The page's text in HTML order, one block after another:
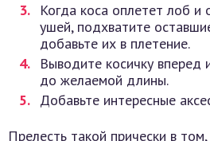
Когда коса оплетет лоб и
ушей, подхватите
добавьте их в плетение.
Выводите косичку вперед
до желаемой длины.
Добавьте интересные
Прелесть такой прически в